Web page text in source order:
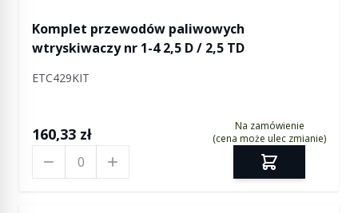
Komplet przewodów paliwowych
wtryskiwaczy nr 1-4 2,5 D / 2,5 TD
ETC429KIT
160,33 zł
Na zamówienie
(cena może ulec zmianie)